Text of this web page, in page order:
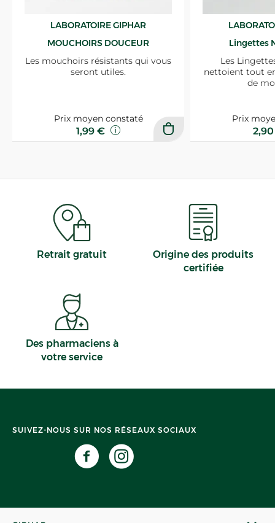
LABORATOIRE GIPHAR
MOUCHOIRS DOUCEUR
Les mouchoirs résistants qui vous
seront utiles.
Prix moyen constaté
1,99 €
Lingettes
Les
nettoient tout
de
Prix
Retrait gratuit
Origine des produits
certifiée
Des pharmaciens à
votre service
SUIVEZ-NOUS SUR NOS RÉSEAUX SOCIAUX